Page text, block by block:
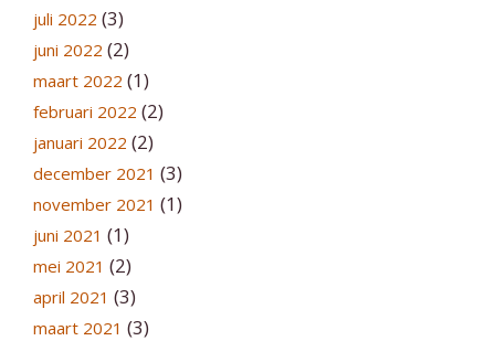
juli 2022 (3)
juni 2022 (2)
maart 2022 (1)
februari 2022 (2)
januari 2022 (2)
december 2021 (3)
november 2021 (1)
juni 2021 (1)
mei 2021 (2)
april 2021 (3)
maart 2021 (3)